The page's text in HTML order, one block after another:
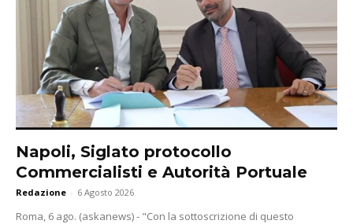
Napoli, Siglato protocollo
Commercialisti e Autorità Portuale
Redazione - 6 Agosto 2026
Roma, 6 ago. (askanews) - "Con la sottoscrizione di questo